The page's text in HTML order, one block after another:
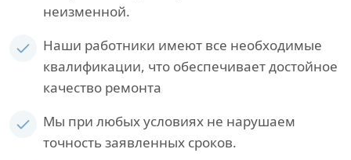
неизменной.
Наши работники имеют все необходимые
квалификации, что обеспечивает достойное
качество ремонта
Мы при любых условиях не нарушаем
точность заявленных сроков.